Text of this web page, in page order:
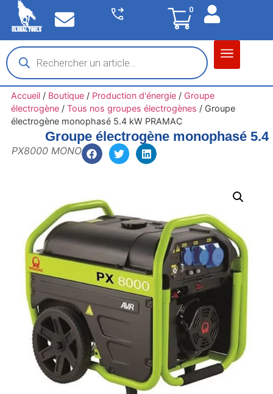
0
Accueil/ Boutique/ Production d'énergie/ Groupe
électrogène/ Tous nos groupes électrogènes / Groupe
électrogène monophasé 5.4 kW PRAMAC
Groupe électrogène monophasé 5.4
PX8000 MONO